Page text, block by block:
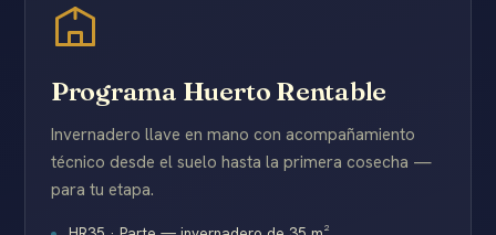
Programa Huerto Rentable
Invernadero llave en mano con acompañamiento
técnico desde el suelo hasta la primera cosecha —
para tu etapa.